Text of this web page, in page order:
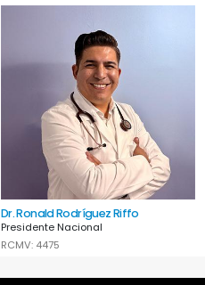
Dr. Ronald Rodríguez Riffo
Presidente Nacional
RCMV: 4475